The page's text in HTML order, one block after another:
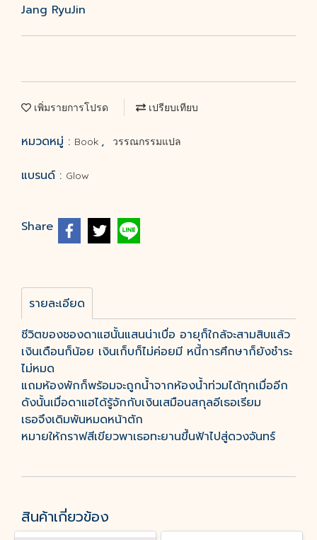
Jang RyuJin
เพิ่มรายการโปรด เปรียบเทียบ
หมวดหมู่ : Book , วรรณกรรมแปล
แบรนด์ : Glow
Share
รายละเอียด
ชีวิตของชองดาแฮนั้นแสนน่าเบื่อ อายุก็ใกล้จะสามสิบแล้ว
เงินเดือนก็น้อย เงินเก็บก็ไม่ค่อยมี หนี้การศึกษาก็ยังชำระ
ไม่หมด
แถมห้องพักก็พร้อมจะถูกน้ำจากห้องน้ำท่วมได้ทุกเมื่ออีก
ดังนั้นเมื่อดาแฮได้รู้จักกับเงินเสมือนสกุลอีเธอเรียม
เธอจึงเดิมพันหมดหน้าตัก
หมายให้กราฟสีเขียวพาเธอทะยานขึ้นฟ้าไปสู่ดวงจันทร์
สินค้าเกี่ยวข้อง